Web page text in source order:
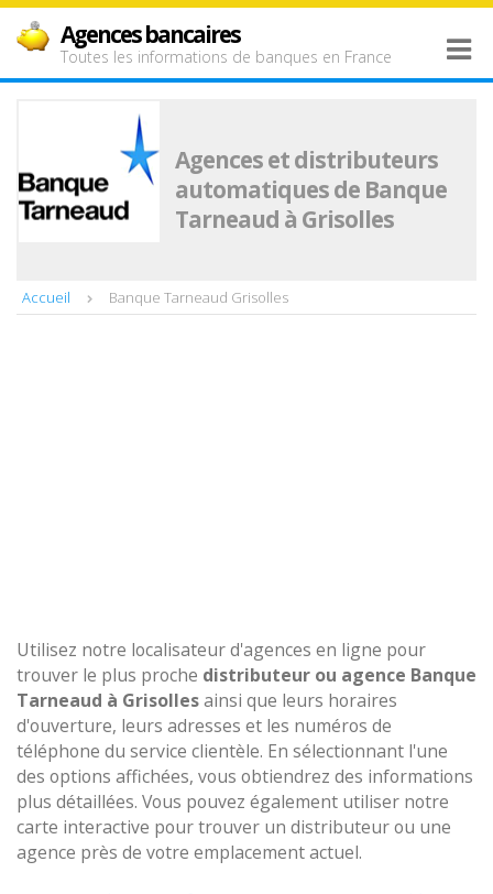
Agences bancaires
Toutes les informations de banques en France
Agences et distributeurs
automatiques de Banque
Tarneaud à Grisolles
Accueil Banque Tarneaud Grisolles
Utilisez notre localisateur d'agences en ligne pour
trouver le plus proche distributeur ou agence Banque
Tarneaud à Grisollesainsi que leurs horaires
d'ouverture, leurs adresses et les numéros de
téléphone du service clientèle. En sélectionnant l'une
des options affichées, vous obtiendrez des informations
plus détaillées. Vous pouvez également utiliser notre
carte interactive pour trouver un distributeur ou une
agence près de votre emplacement actuel.